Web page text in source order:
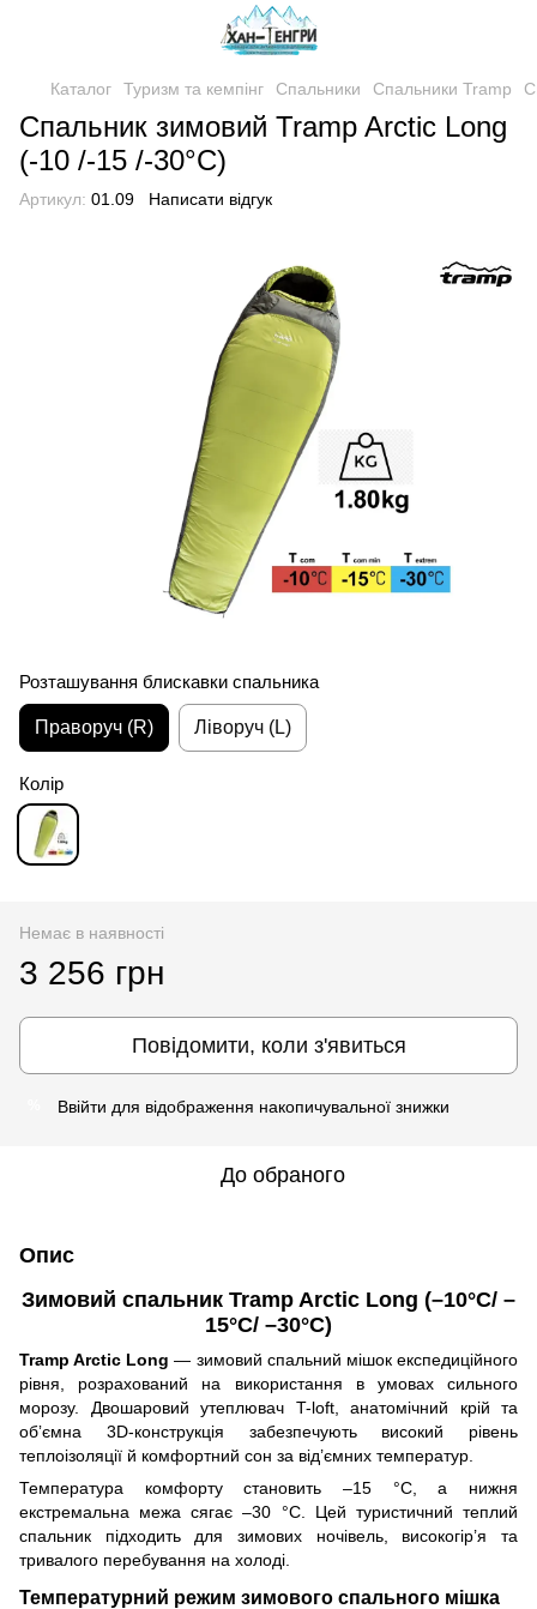
Каталог Туризм та кемпінг Спальники Спальники Tramp
Спальник зимовий Tramp Arctic Long
(-10 /-15 /-30°C)
Артикул: 01.09 Написати відгук
Розташування блискавки спальника
Праворуч (R) Ліворуч (L)
Колір
Немає в наявності
3 256 грн
Повідомити, коли з'явиться
Ввійти для відображення накопичувальної знижки
До обраного
Опис
Зимовий спальник Tramp Arctic Long (–10°C/ –
15°C/ –30°C)
Tramp Arctic Long — зимовий спальний мішок експедиційного
рівня, розрахований на використання в умовах сильного
морозу. Двошаровий утеплювач T-loft, анатомічний крій та
обʼємна 3D-конструкція забезпечують високий рівень
теплоізоляції й комфортний сон за від’ємних температур.
Температура комфорту становить –15 °C, а нижня
екстремальна межа сягає –30 °C. Цей туристичний теплий
спальник підходить для зимових ночівель, високогір’я та
тривалого перебування на холоді.
Температурний режим зимового спального мішка